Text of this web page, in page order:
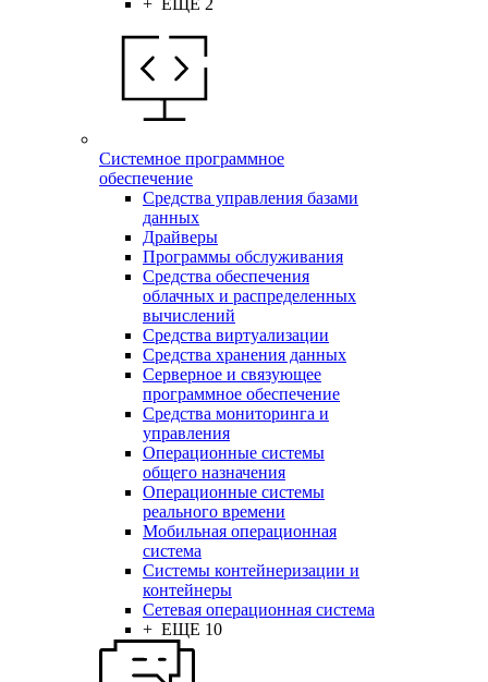
+ ЕЩЕ 2
Системное программное
обеспечение
Средства управления базами
данных
Драйверы
Программы обслуживания
Средства обеспечения
облачных и распределенных
вычислений
Средства виртуализации
Средства хранения данных
Серверное и связующее
программное обеспечение
Средства мониторинга и
управления
Операционные системы
общего назначения
Операционные системы
реального времени
Мобильная операционная
система
Системы контейнеризации и
контейнеры
Сетевая операционная система
+ ЕЩЕ 10